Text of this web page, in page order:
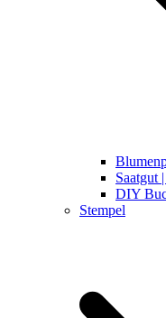
Saatgut
DIY
Stempel